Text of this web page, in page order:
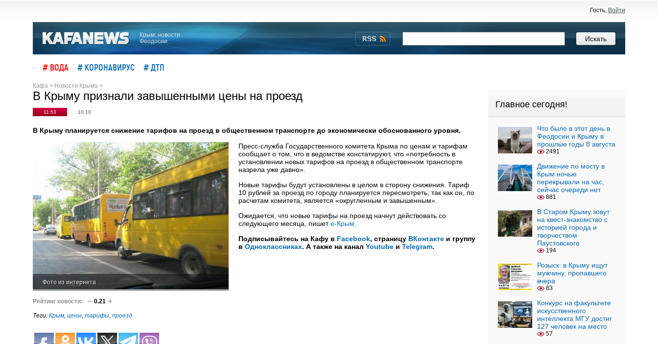
Гость, Войти
Крым: новости
Феодосии
# ВОДА # КОРОНАВИРУС # ДТП
Кафа > Новости Крыма >
В Крыму признали завышенными цены на проезд
11:53 10.10
В Крыму планируется снижение тарифов на проезд в общественном транспорте до экономически обоснованного уровня.
Фото из интернета
Пресс-служба Государственного комитета Крыма по ценам и тарифам
сообщает о том, что в ведомстве констатируют, что «потребность в
установлении новых тарифов на проезд в общественном транспорте
назрела уже давно».
Новые тарифы будут установлены в целом в сторону снижения. Тариф
10 рублей за проезд по городу планируется пересмотреть, так как он, по
расчетам комитета, является «округленным и завышенным».
Ожидается, что новые тарифы на проезд начнут действовать со
следующего месяца, пишете-Крым.
Подписывайтесь на Кафу в Facebook, страницу ВКонтакте и группу
в Одноклассниках. А также на канал Youtube и Telegram.
Рейтинг новости: 0.21
Теги: Крым, цены, тарифы, проезд
Главное сегодня!
Что было в этот день в
Феодосии и Крыму в
прошлые годы 8 августа
2491
Движение по мосту в
Крым ночью
перекрывали на час,
сейчас очереди нет
881
В Старом Крыму зовут
на квест-знакомство с
историей города и
творчеством
Паустовского
194
Розыск: в Крыму ищут
мужчину, пропавшего
вчера
83
Конкурс на факультете
искусственного
интеллекта МГУ достиг
127 человек на место
57